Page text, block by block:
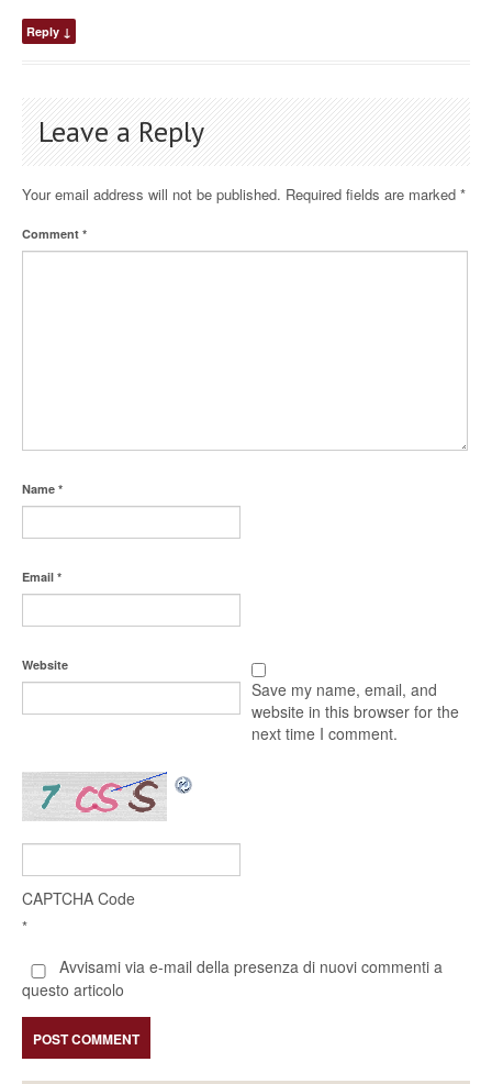
Reply ↓
Leave a Reply
Your email address will not be published. Required fields are marked *
Comment *
Name *
Email *
Website
Save my name, email, and
website in this browser for the
next time I comment.
CAPTCHA Code
*
Avvisami via e-mail della presenza di nuovi commenti a
questo articolo